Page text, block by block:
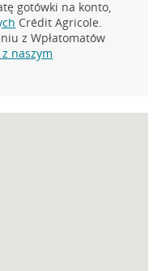
gotówki na konto,
Crédit Agricole.
z Wpłatomatów
naszym